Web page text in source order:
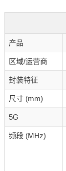
产品
区域/运营商
封装特征
尺寸 (mm)
5G
频段 (MHz)